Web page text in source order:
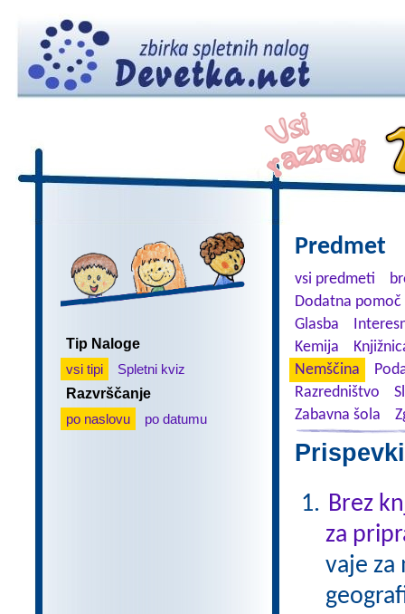
Tip Naloge
vsi tipi
Spletni kviz
Razvrščanje
po naslovu
po datumu
Predmet
vsi predmeti
Dodatna
Glasba
Kemija
Nemščina
Razredništvo
Zabavna šola
Brez
za
vaje za